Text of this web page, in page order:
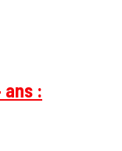
ans :